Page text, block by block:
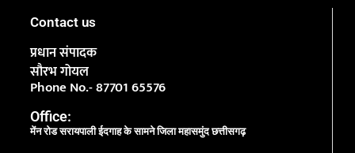
Contact us
प्रधान संपादक
सौरभ गोयल
Phone No.- 87701 65576
Office:
मेंन रोड सरायपाली ईदगाह के सामने जिला महासमुंद छत्तीसगढ़